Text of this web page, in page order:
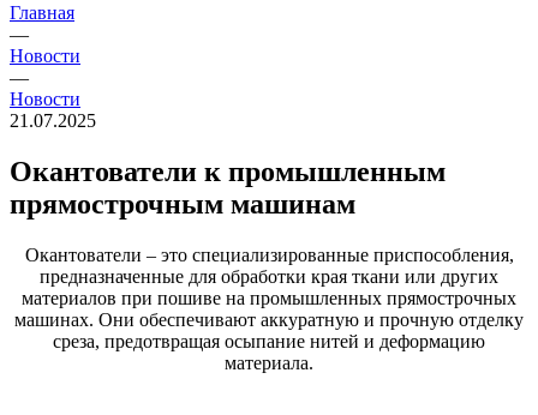
Главная
—
Новости
—
Новости
21.07.2025
Окантователи к промышленным
прямострочным машинам
Окантователи – это специализированные приспособления,
предназначенные для обработки края ткани или других
материалов при пошиве на промышленных прямострочных
машинах. Они обеспечивают аккуратную и прочную отделку
среза, предотвращая осыпание нитей и деформацию
материала.